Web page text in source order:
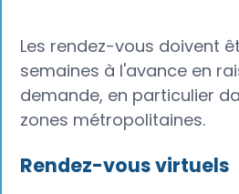
Les rendez-vous doivent
semaines à l'avance en
demande, en particulier
zones métropolitaines.
Rendez-vous virtuels